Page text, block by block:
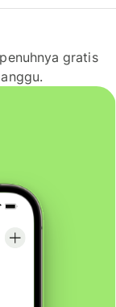
gratis